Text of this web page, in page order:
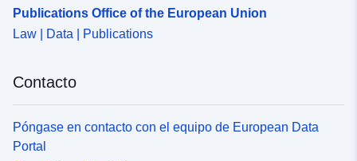
Publications Office of the European Union
Law | Data | Publications
Contacto
Póngase en contacto con el equipo de European Data
Portal